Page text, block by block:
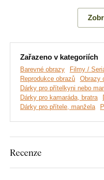
podívat se na umění s
Beana.
Zařazeno v kategoriích
Barevné obrazy Filmy /
Reprodukce obrazů
Obrazy
Dárky pro přítelkyni nebo
Dárky pro kamaráda, bratra
Dárky pro přítele, manžela
Recenze